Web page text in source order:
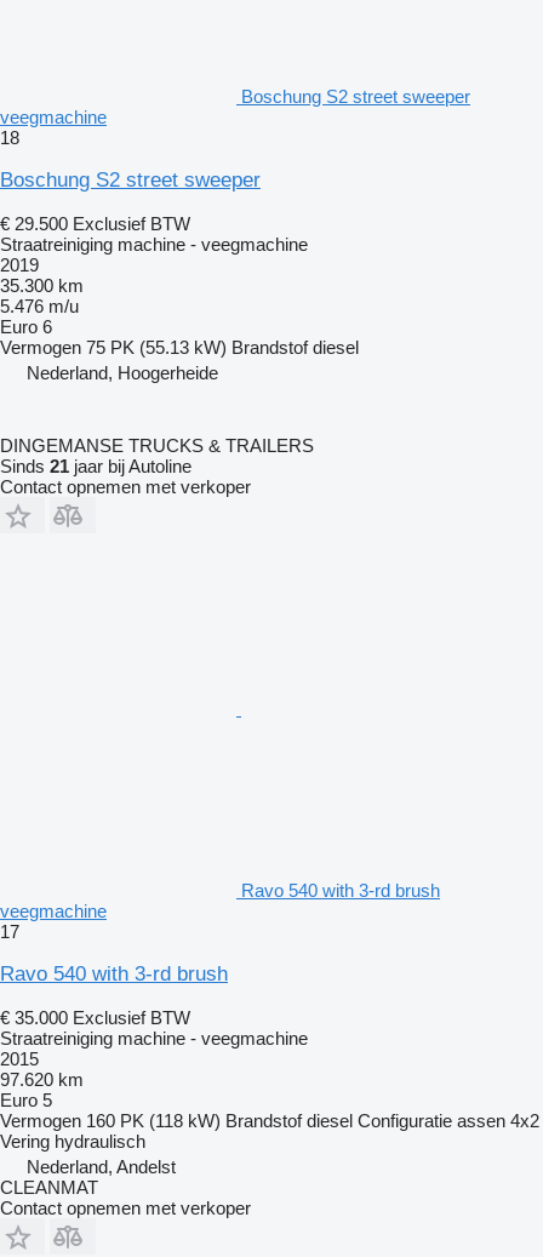
Boschung S2 street sweeper
veegmachine
18
Boschung S2 street sweeper
€ 29.500 Exclusief BTW
Straatreiniging machine - veegmachine
2019
35.300 km
5.476 m/u
Euro 6
Vermogen 75 PK (55.13 kW) Brandstof diesel
Nederland, Hoogerheide
DINGEMANSE TRUCKS & TRAILERS
Sinds 21 jaar bij Autoline
Contact opnemen met verkoper
Ravo 540 with 3-rd brush
veegmachine
17
Ravo 540 with 3-rd brush
€ 35.000 Exclusief BTW
Straatreiniging machine - veegmachine
2015
97.620 km
Euro 5
Vermogen 160 PK (118 kW) Brandstof diesel Configuratie assen 4x2
Vering hydraulisch
Nederland, Andelst
CLEANMAT
Contact opnemen met verkoper